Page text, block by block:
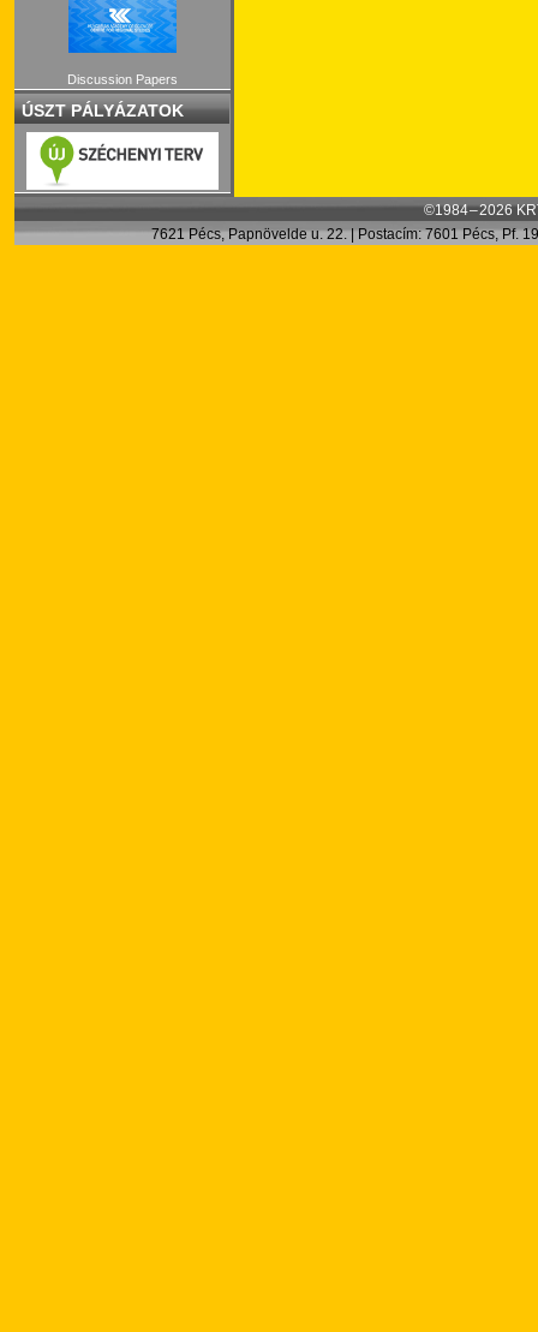
Discussion Papers
ÚSZT PÁLYÁZATOK
©1984 – 2026
7621 Pécs, Papnövelde u. 22. | Postacím: 7601 Pécs, Pf.